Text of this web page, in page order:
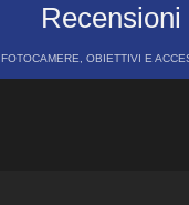
Recensioni
FOTOCAMERE, OBIETTIVI E